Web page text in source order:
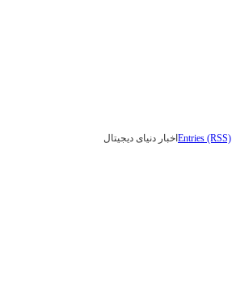
اخبار دنیای دیجیتال Entries (RSS)